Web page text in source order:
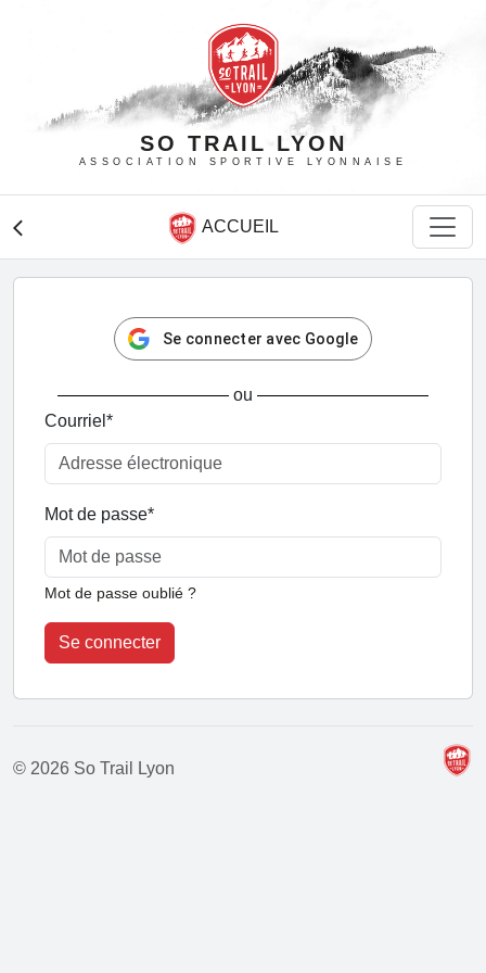
SO TRAIL LYON
ASSOCIATION SPORTIVE LYONNAISE
arrow_back_ios ACCUEIL
Se connecter avec Google
ou
Courriel *
Mot de passe*
Mot de passe oublié ?
Se connecter
© 2026 So Trail Lyon